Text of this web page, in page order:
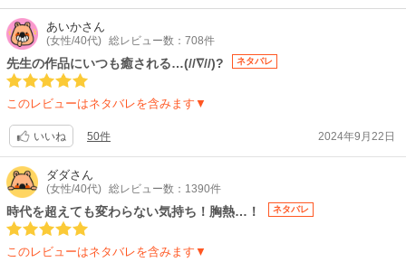
あいかさん
(女性/40代) 総レビュー数：708件
先生の作品にいつも癒される…(//∇//)? ネタバレ
このレビューはネタバレを含みます▼
いいね 50件 2024年9月22日
ダダさん
(女性/40代) 総レビュー数：1390件
時代を超えても変わらない気持ち！胸熱…！ ネタバレ
このレビューはネタバレを含みます▼